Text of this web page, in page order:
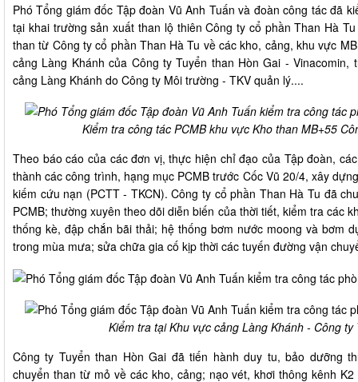
Phó Tổng giám đốc Tập đoàn Vũ Anh Tuấn và đoàn công tác đã
tại khai trường sản xuất than lộ thiên Công ty cổ phần Than Hà
than từ Công ty cổ phần Than Hà Tu về các kho, cảng, khu vực
cảng Làng Khánh của Công ty Tuyển than Hòn Gai -
cảng Làng Khánh do Công ty Môi trường - TKV quản lý....
Kiểm tra công tác PCMB khu vực Kho than MB+55
Theo báo cáo của các đơn vị, thực hiện chỉ đạo của Tập đoàn,
thành các công trình, hạng mục PCMB trước Cốc Vũ 20/4, xây
kiếm cứu nạn (PCTT - TKCN). Công ty cổ phần Than Hà Tu đã
PCMB; thường xuyên theo dõi diễn biến của thời tiết, kiểm tra các
thống kè, đập chắn bãi thải; hệ thống bơm nước moong và bơm
trong mùa mưa; sửa chữa gia cố kịp thời các tuyến đường vận
Kiểm tra tại Khu vực cảng Làng Khánh - Công
Công ty Tuyển than Hòn Gai đã tiến hành duy tu, bảo dưỡng
chuyển than từ mỏ về các kho, cảng; nạo vét, khơi thông kênh